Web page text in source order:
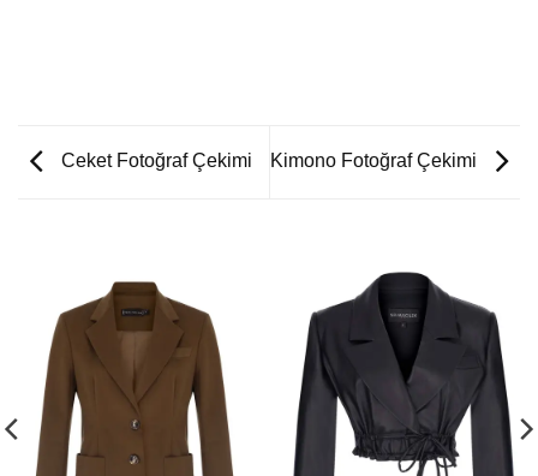
Ceket Fotoğraf Çekimi Kimono Fotoğraf Çekimi